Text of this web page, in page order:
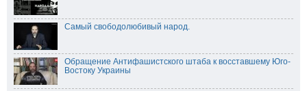
Самый свободолюбивый народ.
Обращение Антифашистского штаба к восставшему Юго-
Востоку Украины